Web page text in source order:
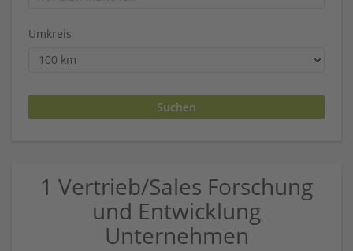
Umkreis
1 Vertrieb/Sales Forschung
und Entwicklung
Unternehmen